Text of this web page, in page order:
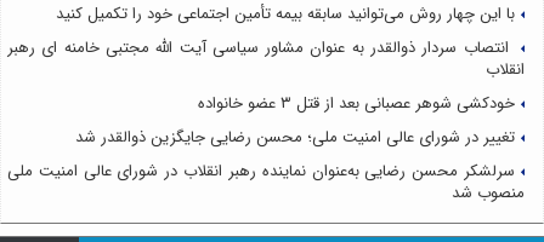
با این چهار روش می‌توانید سابقه بیمه تأمین اجتماعی خود را تکمیل کنید
انتصاب سردار ذوالقدر به عنوان مشاور سیاسی آیت الله مجتبی خامنه ای رهبر
انقلاب
خودکشی شوهر عصبانی بعد از قتل ۳ عضو خانواده
تغییر در شورای عالی امنیت ملی؛ محسن رضایی جایگزین ذوالقدر شد
سرلشکر محسن رضایی به‌عنوان نماینده رهبر انقلاب در شورای عالی امنیت ملی
منصوب شد